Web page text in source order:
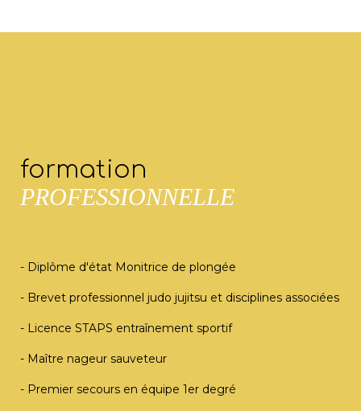
formation
PROFESSIONNELLE
- Diplôme d'état Monitrice de plongée
- Brevet professionnel judo jujitsu et disciplines associées
- Licence STAPS entraînement sportif
- Maître nageur sauveteur
- Premier secours en équipe 1er degré